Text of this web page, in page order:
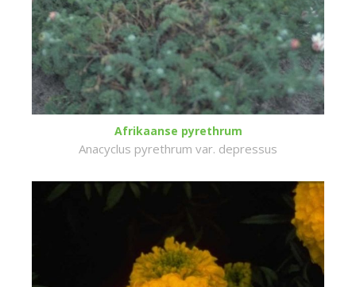
Afrikaanse pyrethrum
Anacyclus pyrethrum var. depressus